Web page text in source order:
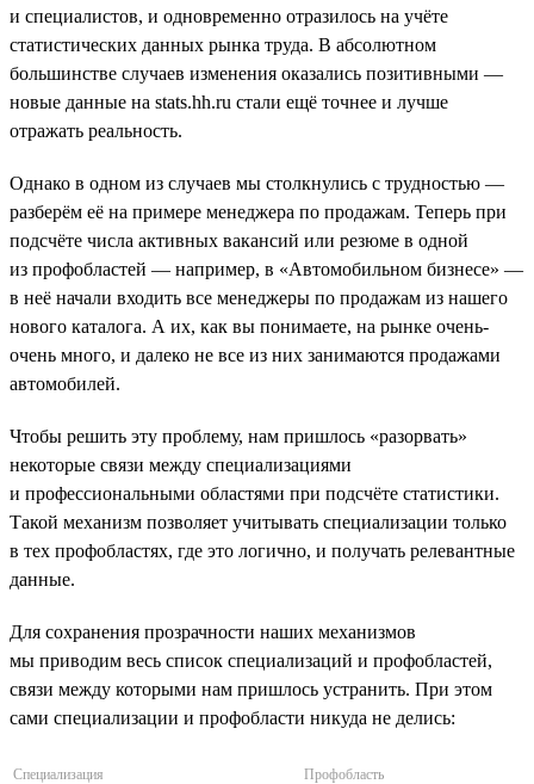
и специалистов, и одновременно отразилось на учёте
статистических данных рынка труда. В абсолютном
большинстве случаев изменения оказались позитивными —
новые данные на stats.hh.ru стали ещё точнее и лучше
отражать реальность.
Однако в одном из случаев мы столкнулись с трудностью —
разберём её на примере менеджера по продажам. Теперь при
подсчёте числа активных вакансий или резюме в одной
из профобластей — например, в «Автомобильном бизнесе» —
в неё начали входить все менеджеры по продажам из нашего
нового каталога. А их, как вы понимаете, на рынке очень-
очень много, и далеко не все из них занимаются продажами
автомобилей.
Чтобы решить эту проблему, нам пришлось «разорвать»
некоторые связи между специализациями
и профессиональными областями при подсчёте статистики.
Такой механизм позволяет учитывать специализации только
в тех профобластях, где это логично, и получать релевантные
данные.
Для сохранения прозрачности наших механизмов
мы приводим весь список специализаций и профобластей,
связи между которыми нам пришлось устранить. При этом
сами специализации и профобласти никуда не делись:
Специализация Профобласть